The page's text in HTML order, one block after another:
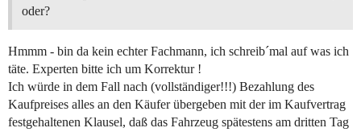
oder?
Hmmm - bin da kein echter Fachmann, ich schreib´mal auf was ich
täte. Experten bitte ich um Korrektur !
Ich würde in dem Fall nach (vollständiger!!!) Bezahlung des
Kaufpreises alles an den Käufer übergeben mit der im Kaufvertrag
festgehaltenen Klausel, daß das Fahrzeug spätestens am dritten Tag